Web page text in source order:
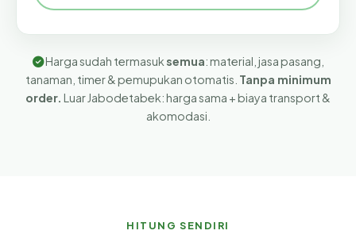
Harga sudah termasuk semua: material, jasa pasang,
tanaman, timer & pemupukan otomatis. Tanpa minimum
order. Luar Jabodetabek: harga sama + biaya transport &
akomodasi.
HITUNG SENDIRI